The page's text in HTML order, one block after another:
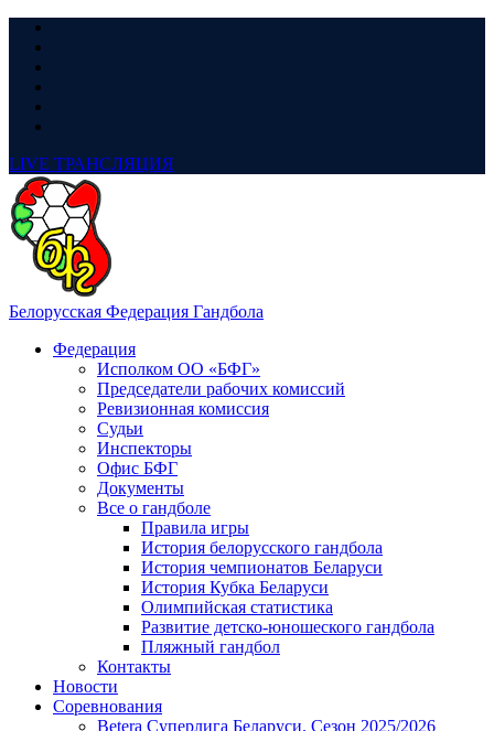
LIVE ТРАНСЛЯЦИЯ
Белорусская Федерация Гандбола
Федерация
Исполком ОО «БФГ»
Председатели рабочих комиссий
Ревизионная комиссия
Судьи
Инспекторы
Офис БФГ
Документы
Все о гандболе
Правила игры
История белорусского гандбола
История чемпионатов Беларуси
История Кубка Беларуси
Олимпийская статистика
Развитие детско-юношеского гандбола
Пляжный гандбол
Контакты
Новости
Соревнования
Betera Суперлига Беларуси. Сезон 2025/2026